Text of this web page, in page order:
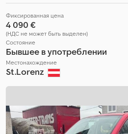
Фиксированная цена
4 090 €
(НДС не может быть выделен)
Состояние
Бывшее в употреблении
Местонахождение
St.Lorenz